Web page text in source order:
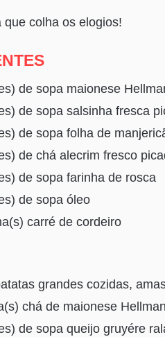
que colha os elogios!
de sopa maionese
de sopa salsinha fresca
de sopa folha de
de chá alecrim fresco
de sopa farinha de rosca
de sopa óleo
carré de cordeiro
grandes cozidas,
chá de maionese
de sopa queijo gruyére